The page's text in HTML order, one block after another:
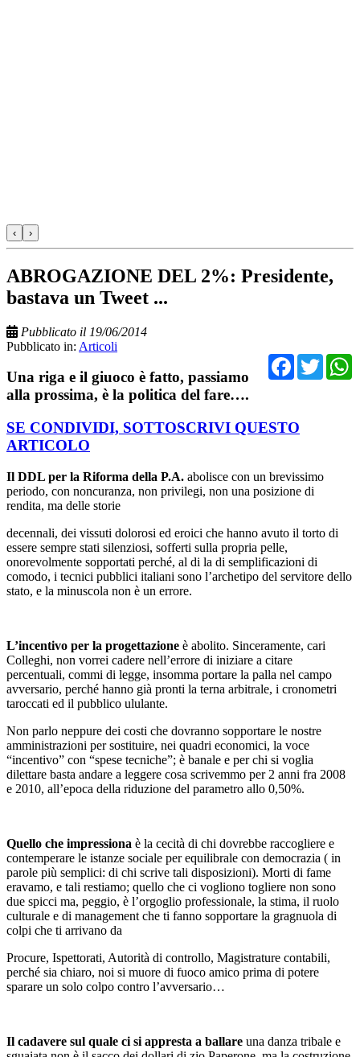
‹ ›
ABROGAZIONE DEL 2%: Presidente,
bastava un Tweet ...
Pubblicato il 19/06/2014
Pubblicato in: Articoli
Una riga e il giuoco è fatto, passiamo
alla prossima, è la politica del fare….
SE CONDIVIDI, SOTTOSCRIVI QUESTO
ARTICOLO
Il DDL per la Riforma della P.A. abolisce con un brevissimo
periodo, con noncuranza, non privilegi, non una posizione di
rendita, ma delle storie
decennali, dei vissuti dolorosi ed eroici che hanno avuto il torto di
essere sempre stati silenziosi, sofferti sulla propria pelle,
onorevolmente sopportati perché, al di la di semplificazioni di
comodo, i tecnici pubblici italiani sono l’archetipo del servitore dello
stato, e la minuscola non è un errore.
L’incentivo per la progettazione è abolito. Sinceramente, cari
Colleghi, non vorrei cadere nell’errore di iniziare a citare
percentuali, commi di legge, insomma portare la palla nel campo
avversario, perché hanno già pronti la terna arbitrale, i cronometri
taroccati ed il pubblico ululante.
Non parlo neppure dei costi che dovranno sopportare le nostre
amministrazioni per sostituire, nei quadri economici, la voce
“incentivo” con “spese tecniche”; è banale e per chi si voglia
dilettare basta andare a leggere cosa scrivemmo per 2 anni fra 2008
e 2010, all’epoca della riduzione del parametro allo 0,50%.
Quello che impressiona è la cecità di chi dovrebbe raccogliere e
contemperare le istanze sociale per equilibrale con democrazia ( in
parole più semplici: di chi scrive tali disposizioni). Morti di fame
eravamo, e tali restiamo; quello che ci vogliono togliere non sono
due spicci ma, peggio, è l’orgoglio professionale, la stima, il ruolo
culturale e di management che ti fanno sopportare la gragnuola di
colpi che ti arrivano da
Procure, Ispettorati, Autorità di controllo, Magistrature contabili,
perché sia chiaro, noi si muore di fuoco amico prima di potere
sparare un solo colpo contro l’avversario…
Il cadavere sul quale ci si appresta a ballare una danza tribale e